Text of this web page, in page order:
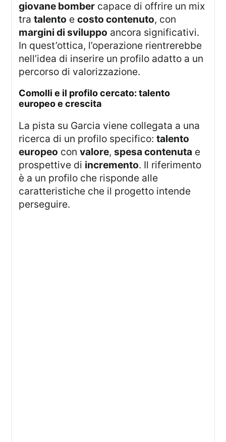
giovane bomber capace di offrire un mix
tratalento ecosto contenuto, con
margini di sviluppo ancora significativi.
In quest’ottica, l’operazione rientrerebbe
nell’idea di inserire un profilo adatto a un
percorso di valorizzazione.
comolli e il profilo cercato: talento
europeo e crescita
La pista su Garcia viene collegata a una
ricerca di un profilo specifico:talento
europeo convalore,spesa contenuta e
prospettive di incremento. Il riferimento
è a un profilo che risponde alle
caratteristiche che il progetto intende
perseguire.